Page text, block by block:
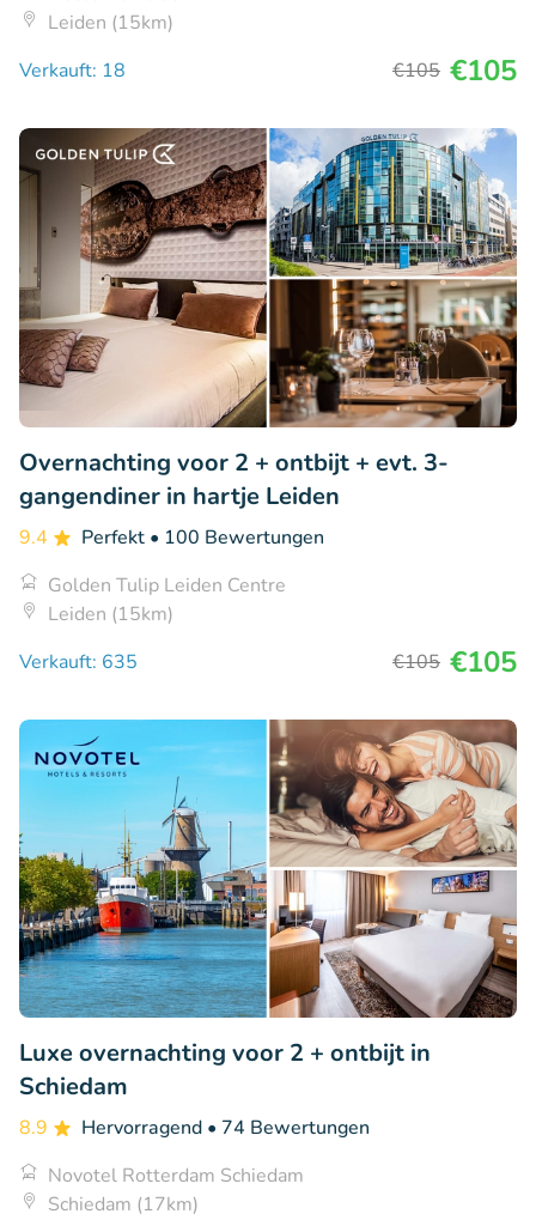
Leiden (15km)
Verkauft: 18
€105 €105
Overnachting voor 2 + ontbijt + evt. 3-
gangendiner in hartje Leiden
9.4 Perfekt • 100 Bewertungen
Golden Tulip Leiden Centre
Leiden (15km)
Verkauft: 635
€105 €105
Luxe overnachting voor 2 + ontbijt in
Schiedam
8.9 Hervorragend • 74 Bewertungen
Novotel Rotterdam Schiedam
Schiedam (17km)